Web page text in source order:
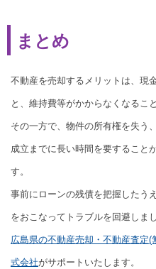
まとめ
不動産を売却するメリットは、現
と、維持費等がかからなくなること
その一方で、物件の所有権を失う
成立までに長い時間を要すること
す。
事前にローンの残債を把握したう
をおこなってトラブルを回避しまし
広島県の不動産売却・不動産査定
式会社がサポートいたします。